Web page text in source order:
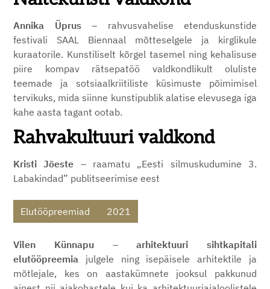
Annika Üprus – rahvusvahelise etenduskunstide
festivali SAAL Biennaal mõtteselgele ja kirglikule
kuraatorile. Kunstiliselt kõrgel tasemel ning kehalisuse
piire kompav rätsepatöö valdkondlikult oluliste
teemade ja sotsiaalkriitiliste küsimuste põimimisel
tervikuks, mida siinne kunstipublik alatise elevusega iga
kahe aasta tagant ootab.
Rahvakultuuri valdkond
Kristi Jõeste – raamatu „Eesti silmuskudumine 3.
Labakindad” publitseerimise eest
Elutööpreemiad 2021
Vilen Künnapu–arhitektuuri sihtkapitali
elutööpreemia julgele ning isepäisele arhitektile ja
mõtlejale, kes on aastakümnete jooksul pakkunud